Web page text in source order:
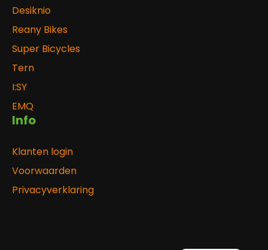
Desiknio
Reany Bikes
Super Bicycles
Tern
I:SY
EMQ
Info
Klanten login
Voorwaarden
Privacyverklaring